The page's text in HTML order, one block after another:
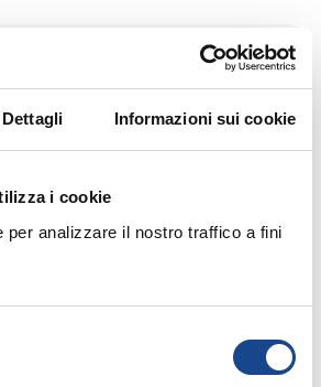
Dettagli Informazioni sui cookie
i cookie
per analizzare il nostro traffico a fini
garante della Privacy.
della Commissione
del Garante della Privacy 2013.